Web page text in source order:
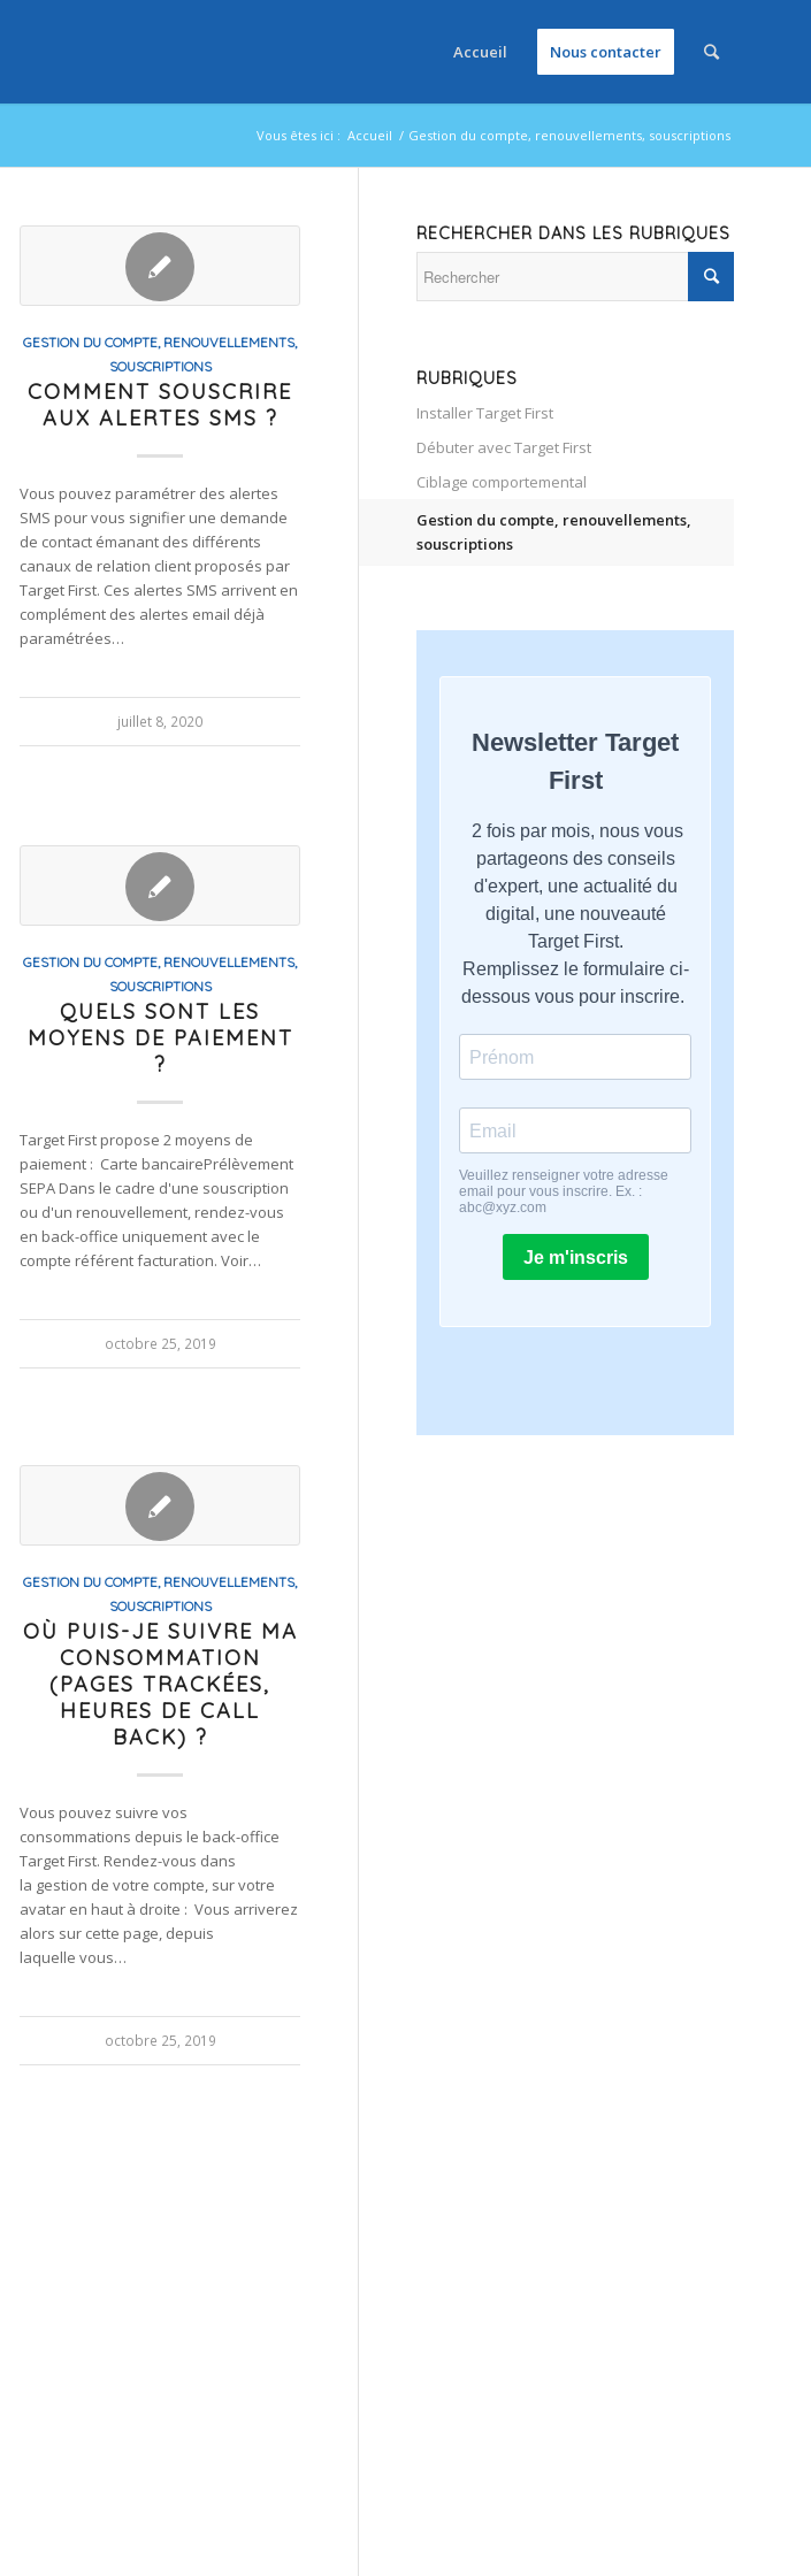
Accueil Nous contacter
Vous êtes ici : Accueil / Gestion du compte, renouvellements, souscriptions
GESTION DU COMPTE, RENOUVELLEMENTS,
SOUSCRIPTIONS
COMMENT SOUSCRIRE
AUX ALERTES SMS ?
Vous pouvez paramétrer des alertes
SMS pour vous signifier une demande
de contact émanant des différents
canaux de relation client proposés par
Target First. Ces alertes SMS arrivent en
complément des alertes email déjà
paramétrées…
juillet 8, 2020
GESTION DU COMPTE, RENOUVELLEMENTS,
SOUSCRIPTIONS
QUELS SONT LES
MOYENS DE PAIEMENT
?
Target First propose 2 moyens de
paiement : Carte bancairePrélèvement
SEPA Dans le cadre d'une souscription
ou d'un renouvellement, rendez-vous
en back-office uniquement avec le
compte référent facturation. Voir…
octobre 25, 2019
GESTION DU COMPTE, RENOUVELLEMENTS,
SOUSCRIPTIONS
OÙ PUIS-JE SUIVRE MA
CONSOMMATION
(PAGES TRACKÉES,
HEURES DE CALL
BACK) ?
Vous pouvez suivre vos
consommations depuis le back-office
Target First. Rendez-vous dans
la gestion de votre compte, sur votre
avatar en haut à droite : Vous arriverez
alors sur cette page, depuis
laquelle vous…
octobre 25, 2019
RECHERCHER DANS LES RUBRIQUES
RUBRIQUES
Installer Target First
Débuter avec Target First
Ciblage comportemental
Gestion du compte, renouvellements,
souscriptions